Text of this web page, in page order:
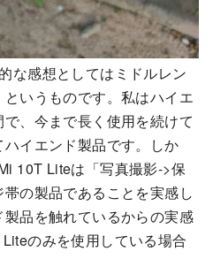
な感想としてはミドルレン
いうものです。私はハイエ
、今まで長く使用を続けて
イエンド製品です。しか
10T Liteは「写真撮影->保
の製品であることを実感し
品を触れているからの実感
のみを使用している場合